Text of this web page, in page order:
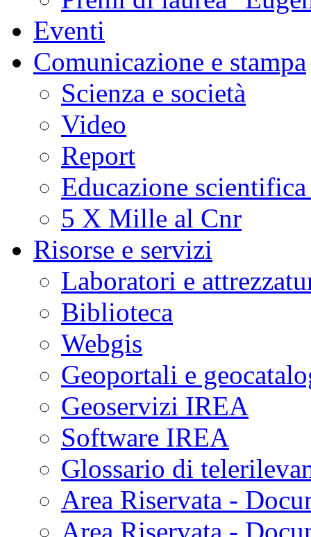
Eventi
Comunicazione e stampa
Scienza e società
Video
Report
Educazione
5 X Mille al Cnr
Risorse e servizi
Laboratori e
Biblioteca
Webgis
Geoportali e
Geoservizi IREA
Software IREA
Glossario di
Area Riservata -